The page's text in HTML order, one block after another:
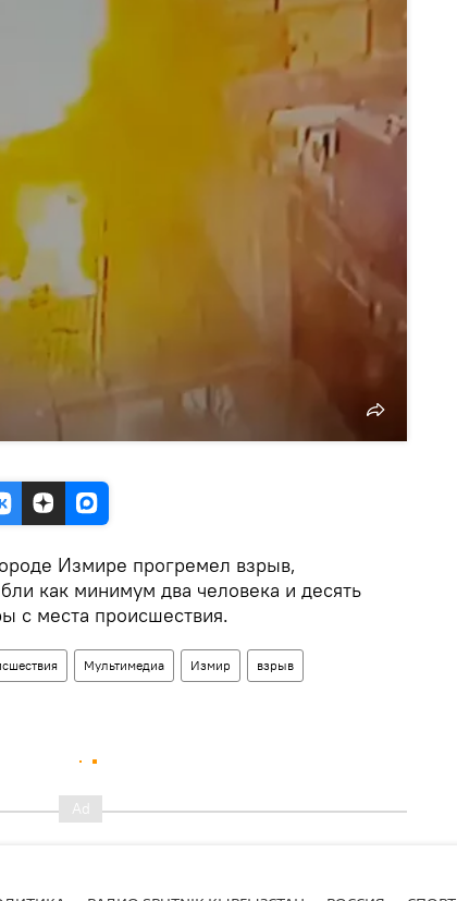
Измире прогремел взрыв,
как минимум два человека и десять
с места происшествия.
Мультимедиа Измир взрыв